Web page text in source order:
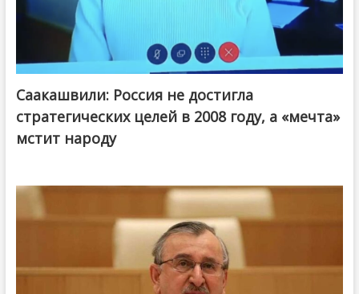
Саакашвили: Россия не достигла
стратегических целей в 2008 году, а «мечта»
мстит народу